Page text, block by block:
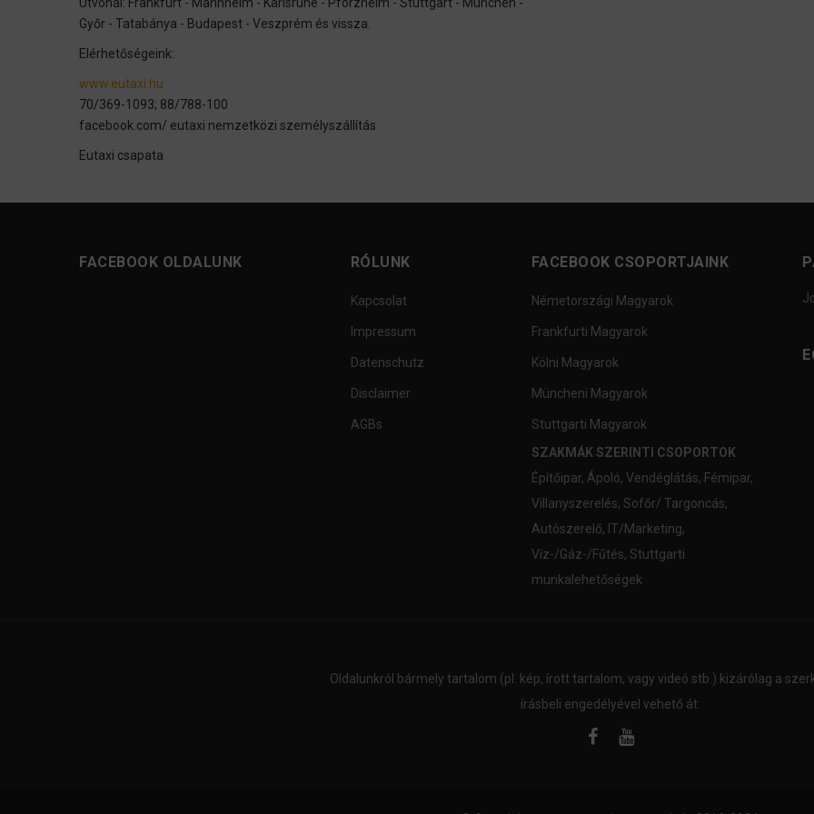
Győr - Tatabánya - Budapest - Veszprém és vissza.
Elérhetőségeink:
www.eutaxi.hu
70/369-1093; 88/788-100
facebook.com/ eutaxi nemzetközi személyszállítás
Eutaxi csapata
FACEBOOK OLDALUNK RÓLUNK
Kapcsolat
Impressum
Datenschutz
Disclaimer
AGBs
FACEBOOK CSOPORTJAINK
Németországi Magyarok
Frankfurti Magyarok
Kölni Magyarok
Müncheni Magyarok
Stuttgarti Magyarok
SZAKMÁK SZERINTI CSOPORTOK
Építőipar, Ápoló, Vendéglátás, Fémipar,
Villanyszerelés, Sofőr/ Targoncás,
Autószerelő, IT/Marketing,
Víz-/Gáz-/Fűtés, Stuttgarti
munkalehetőségek
Oldalunkról bármely tartalom (pl. kép, írott tartalom, vagy videó stb.) kizárólag a
írásbeli engedélyével vehető át.